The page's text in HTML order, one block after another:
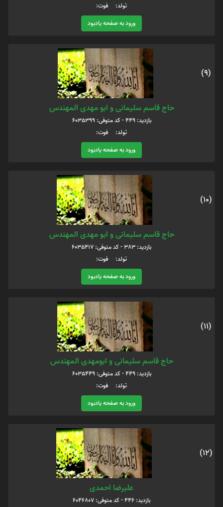
تولد: فوت:
ورود به صفحه یادبود
(9)
حاج قاسم سلیمانی و ابو مهدی المهندس
بازدید: 449 - کد متوفی: 6035399
تولد: فوت:
ورود به صفحه یادبود
(10)
حاج قاسم سلیمانی و ابو مهدی المهندس
بازدید: 383 - کد متوفی: 6035417
تولد: فوت:
ورود به صفحه یادبود
(11)
حاج قاسم سلیمانی و ابومهدی المهندس
بازدید: 449 - کد متوفی: 6035449
تولد: فوت:
ورود به صفحه یادبود
(12)
علیرضا احمدی
بازدید: 446 - کد متوفی: 6046807